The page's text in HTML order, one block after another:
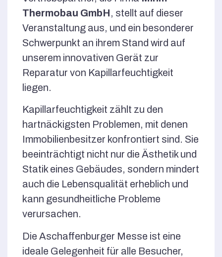
Thermobau GmbH, stellt auf dieser
Veranstaltung aus, und ein besonderer
Schwerpunkt an ihrem Stand wird auf
unserem innovativen Gerät zur
Reparatur von Kapillarfeuchtigkeit
liegen.
Kapillarfeuchtigkeit zählt zu den
hartnäckigsten Problemen, mit denen
Immobilienbesitzer konfrontiert sind. Sie
beeinträchtigt nicht nur die Ästhetik und
Statik eines Gebäudes, sondern mindert
auch die Lebensqualität erheblich und
kann gesundheitliche Probleme
verursachen.
Die Aschaffenburger Messe ist eine
ideale Gelegenheit für alle Besucher,